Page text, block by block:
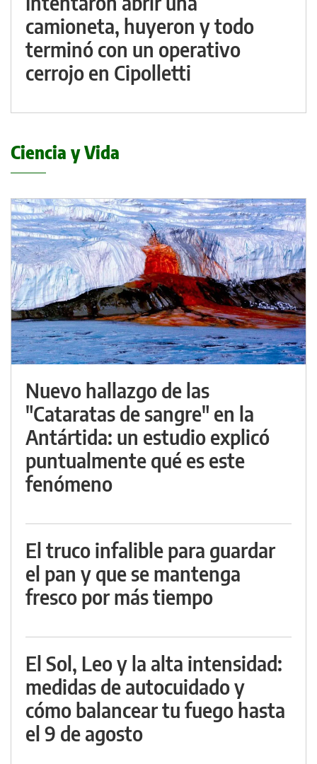
camioneta, huyeron y todo
terminó con un operativo
cerrojo en Cipolletti
Ciencia y Vida
Nuevo hallazgo de las
"Cataratas de sangre" en la
Antártida: un estudio explicó
puntualmente qué es este
fenómeno
El truco infalible para guardar
el pan y que se mantenga
fresco por más tiempo
El Sol, Leo y la alta intensidad:
medidas de autocuidado y
cómo balancear tu fuego hasta
el 9 de agosto